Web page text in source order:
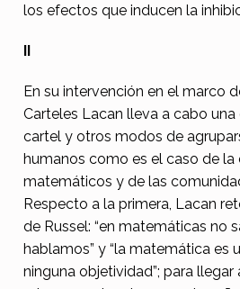
los efectos que inducen la
II
En su intervención en el marco
Carteles Lacan lleva a cabo
cartel y otros modos de
humanos como es el caso de
matemáticos y de las
Respecto a la primera, Lacan
de Russel: “en matemáticas no
hablamos” y “la matemática es
ninguna objetividad”; para llegar